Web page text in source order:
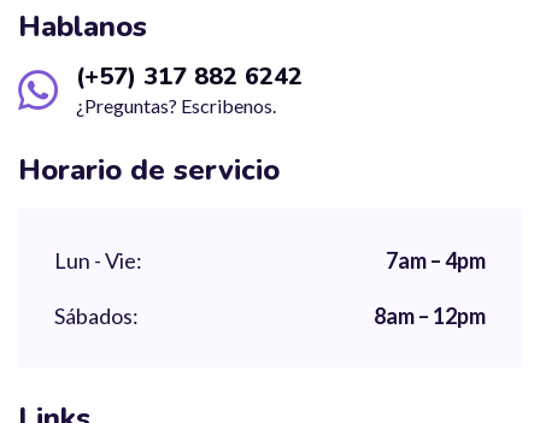
Hablanos
(+57) 317 882 6242
¿Preguntas? Escribenos.
Horario de servicio
Lun - Vie: 7am – 4pm
Sábados: 8am – 12pm